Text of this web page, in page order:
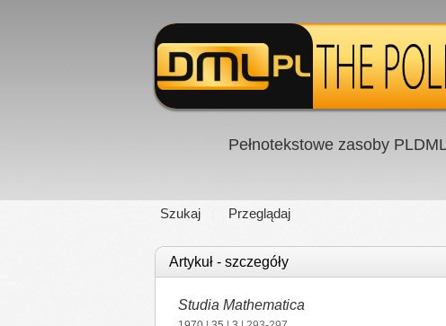
Pełnotekstowe zasoby
Szukaj Przeglądaj
Artykuł - szczegóły
Studia Mathematica